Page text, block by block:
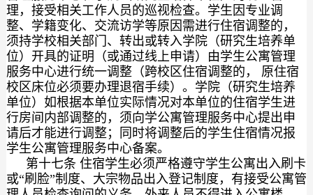
理，接受相关工作人员的巡视检查。学生因专业调
整、学籍变化、交流访学等原因需进行住宿调整的，
须持学校相关部门、转出或转入学院（研究生培养单
位）开具的证明（或通过线上申请）由学生公寓管理
服务中心进行统一调整（跨校区住宿调整的， 原住宿
校区床位必须要办理退宿手续）。学院（研究生培养
单位）如根据本单位实际情况对本单位的住宿学生进
行房间内部调整的，须向学公寓管理服务中心提出申
请后才能进行调整；同时将调整后的学生住宿情况报
学生公寓管理服务中心备案。
第十七条 住宿学生必须严格遵守学生公寓出入刷卡
或“刷脸”制度、大宗物品出入登记制度，有接受公寓管